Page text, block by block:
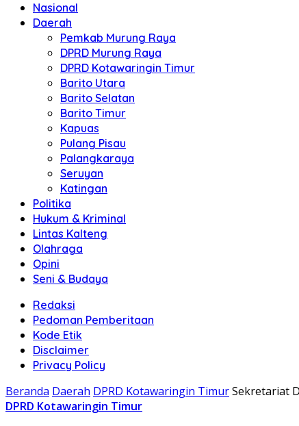
Nasional
Daerah
Pemkab Murung Raya
DPRD Murung Raya
DPRD Kotawaringin Timur
Barito Utara
Barito Selatan
Barito Timur
Kapuas
Pulang Pisau
Palangkaraya
Seruyan
Katingan
Politika
Hukum & Kriminal
Lintas Kalteng
Olahraga
Opini
Seni & Budaya
Redaksi
Pedoman Pemberitaan
Kode Etik
Disclaimer
Privacy Policy
Beranda Daerah DPRD Kotawaringin TimurSekretariat
DPRD Kotawaringin Timur